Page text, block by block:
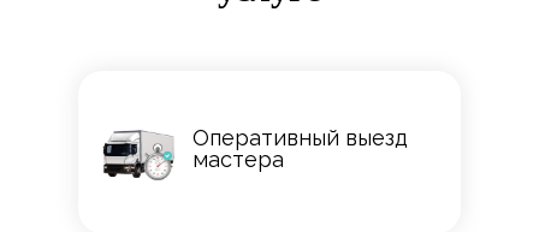
Оперативный выезд
мастера